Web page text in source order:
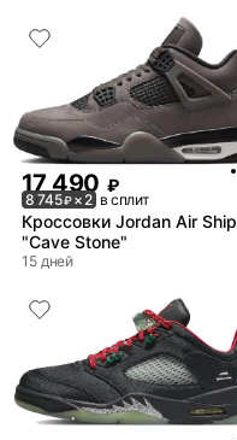
17 490 ₽
8 745₽× 2 в сплит
Кроссовки Jordan Air Ship
"Cave Stone"
15 дней